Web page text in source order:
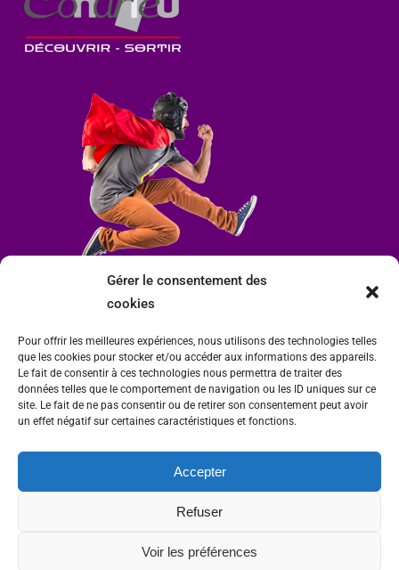
Gérer le consentement des
cookies
Pour offrir les meilleures expériences, nous utilisons des technologies telles
que les cookies pour stocker et/ou accéder aux informations des appareils.
Le fait de consentir à ces technologies nous permettra de traiter des
données telles que le comportement de navigation ou les ID uniques sur ce
site. Le fait de ne pas consentir ou de retirer son consentement peut avoir
un effet négatif sur certaines caractéristiques et fonctions.
Accepter
Refuser
Voir les préférences
Mairie de Condrieu | Copyright © 2023 |Mentions légales
Thierry Caizes Freelance| Photos parOmbre et Matière - Photographe